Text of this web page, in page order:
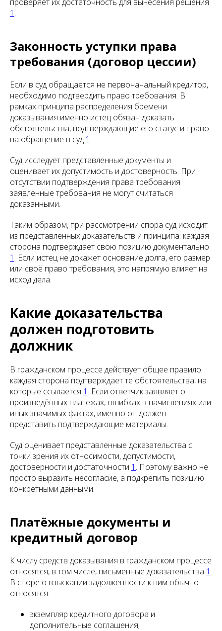
1 .
Законность уступки права
требования (договор цессии)
Если в суд обращается не первоначальный кредитор,
необходимо подтвердить право требования. В
рамках принципа распределения бремени
доказывания именно истец обязан доказать
обстоятельства, подтверждающие его статус и право
на обращение в суд 1 .
Суд исследует представленные документы и
оценивает их допустимость и достоверность. При
отсутствии подтверждения права требования
заявленные требования не могут считаться
доказанными.
Таким образом, при рассмотрении спора суд исходит
из представленных доказательств и принципа: каждая
сторона подтверждает свою позицию документально
1 . Если истец не докажет основание долга, его размер
или своё право требования, это напрямую влияет на
исход дела.
Какие доказательства
должен подготовить
должник
В гражданском процессе действует общее правило:
каждая сторона подтверждает те обстоятельства, на
которые ссылается 1 . Если ответчик заявляет о
произведённых платежах, ошибках в начислениях или
иных значимых фактах, именно он должен
представить подтверждающие материалы.
Суд оценивает представленные доказательства с
точки зрения их относимости, допустимости,
достоверности и достаточности 1 . Поэтому важно не
просто выразить несогласие, а подкрепить позицию
конкретными данными.
Платёжные документы и
кредитный договор
К числу средств доказывания в гражданском процессе
относятся, в том числе, письменные доказательства 1 .
В споре о взыскании задолженности к ним обычно
относятся:
экземпляр кредитного договора и
дополнительные соглашения;